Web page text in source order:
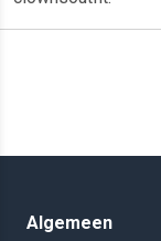
Algemeen